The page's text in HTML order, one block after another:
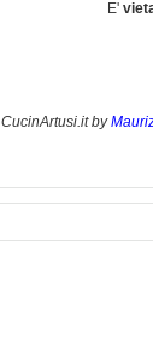
E'
CucinArtusi.itby